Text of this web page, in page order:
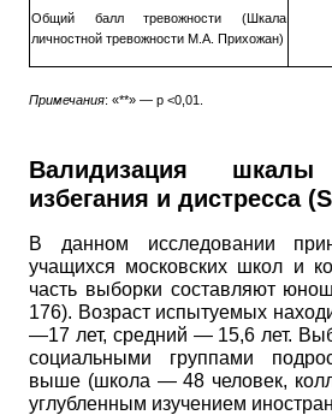
Общий балл тревожности (Шкала
личностной тревожности М.А. Прихожан)
Примечания: «**» — p <0,01.
Валидизация шкалы
избегания и дистресса
В данном исследовании
учащихся московских школ и
часть выборки составляют
176). Возраст испытуемых
—17 лет, средний — 15,6 лет.
социальными группами
выше (школа — 48 человек,
углубленным изучением